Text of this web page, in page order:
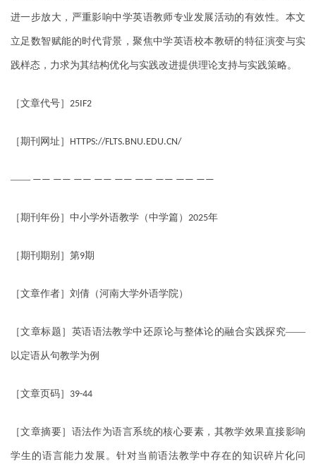
进一步放大，严重影响中学英语教师专业发展活动的有效性。本文
立足数智赋能的时代背景，聚焦中学英语校本教研的特征演变与实
践样态，力求为其结构优化与实践改进提供理论支持与实践策略。
［文章代号］ 25IF2
［期刊网址］ HTTPS://FLTS.BNU.EDU.CN/
—— —— —— —— —— —— —— —— —— ——
［期刊年份］中小学外语教学（中学篇） 2025年
［期刊期别］第9期
［文章作者］刘倩（河南大学外语学院）
［文章标题］英语语法教学中还原论与整体论的融合实践探究——
以定语从句教学为例
［文章页码］ 39-44
［文章摘要］语法作为语言系统的核心要素，其教学效果直接影响
学生的语言能力发展。针对当前语法教学中存在的知识碎片化问